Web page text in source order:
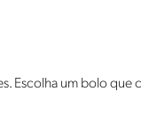
Escolha um bolo que